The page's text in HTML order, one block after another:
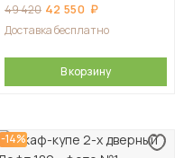
49 420 42 550
Доставка бесплатно
В корзину
-14%